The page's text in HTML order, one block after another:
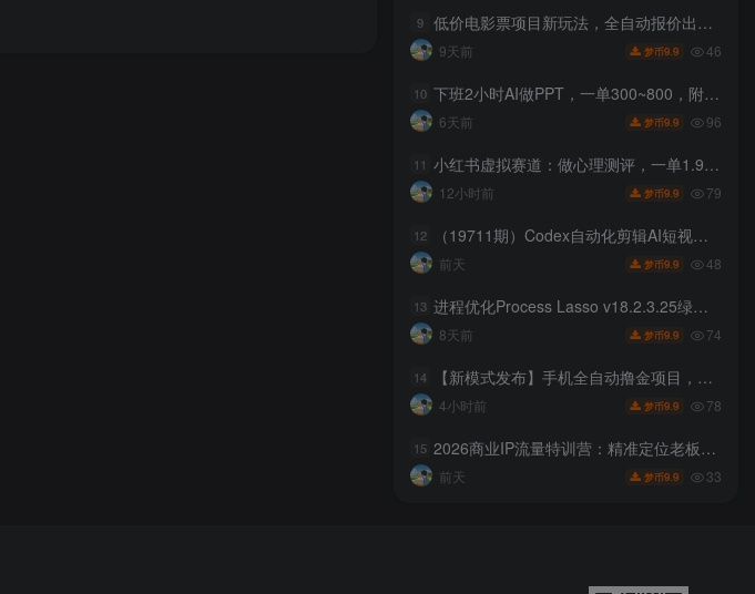
9 低价电影票项目新玩法，全自动报价出票，月入6000+，附保姆级教程【揭秘】
9天前 梦币9.9 46
10 下班2小时AI做PPT，一单300~800，附接单资源，全职副业都行【揭秘】
6天前 梦币9.9 96
11 小红书虚拟赛道：做心理测评，一单1.99，102天卖了2.4w+份，月到手1w+
12小时前 梦币9.9 79
12 （19711期）Codex自动化剪辑AI短视频实战课｜DeepSeek V4 Pro多API联动，图文成片封装Skill全流程
前天 梦币9.9 48
13 进程优化Process Lasso v18.2.3.25绿色版
8天前 梦币9.9 74
14 【新模式发布】手机全自动撸金项目，3台手机一天200+，保姆级教程及全套工具【揭秘】
4小时前 梦币9.9 78
15 2026商业IP流量特训营：精准定位老板人设，搭建长效稳定内容体系
前天 梦币9.9 33